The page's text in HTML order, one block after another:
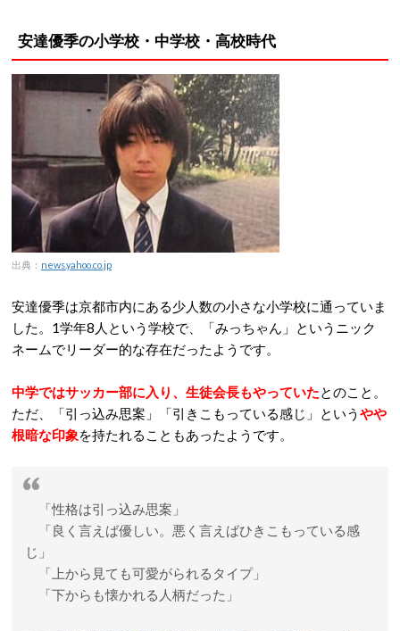
安達優季の小学校・中学校・高校時代
出典： news.yahoo.co.jp
安達優季は京都市内にある少人数の小さな小学校に通っていま
した。1学年8人という学校で、「みっちゃん」というニック
ネームでリーダー的な存在だったようです。
中学ではサッカー部に入り、生徒会長もやっていたとのこと。
ただ、「引っ込み思案」「引きこもっている感じ」という やや
根暗な印象を持たれることもあったようです。
「性格は引っ込み思案」
「良く言えば優しい。悪く言えばひきこもっている感
じ」
「上から見ても可愛がられるタイプ」
「下からも懐かれる人柄だった」